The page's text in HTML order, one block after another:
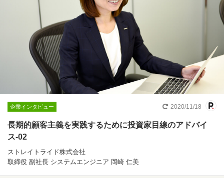
企業インタビュー 2020/11/18
長期的顧客主義を実践するために投資家目線のアドバイ
ス-02
ストレイトライド株式会社
取締役 副社長 システムエンジニア 岡崎 仁美